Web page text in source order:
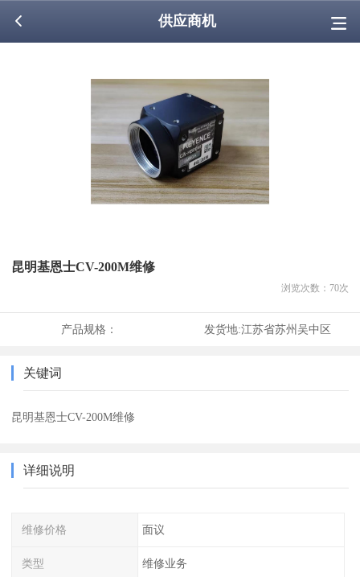
供应商机
昆明基恩士CV-200M维修
浏览次数： 70次
产品规格： 发货地:江苏省苏州吴中区
关键词
昆明基恩士CV-200M维修
详细说明
维修价格 面议
类型 维修业务